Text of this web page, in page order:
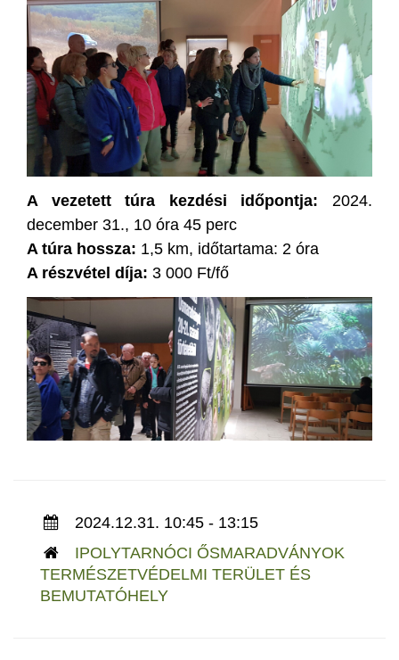
A vezetett túra kezdési időpontja: 2024.
december 31., 10 óra 45 perc
A túra hossza: 1,5 km, időtartama: 2 óra
A részvétel díja: 3 000 Ft/fő
2024.12.31. 10:45 - 13:15
IPOLYTARNÓCI ŐSMARADVÁNYOK
TERMÉSZETVÉDELMI TERÜLET ÉS
BEMUTATÓHELY